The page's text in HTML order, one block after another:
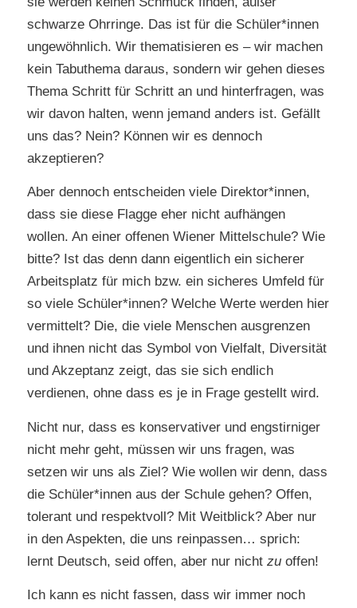
schwarze Ohrringe. Das ist für die Schüler*innen
ungewöhnlich. Wir thematisieren es – wir machen
kein Tabuthema daraus, sondern wir gehen dieses
Thema Schritt für Schritt an und hinterfragen, was
wir davon halten, wenn jemand anders ist. Gefällt
uns das? Nein? Können wir es dennoch
akzeptieren?
Aber dennoch entscheiden viele Direktor*innen,
dass sie diese Flagge eher nicht aufhängen
wollen. An einer offenen Wiener Mittelschule? Wie
bitte? Ist das denn dann eigentlich ein sicherer
Arbeitsplatz für mich bzw. ein sicheres Umfeld für
so viele Schüler*innen? Welche Werte werden hier
vermittelt? Die, die viele Menschen ausgrenzen
und ihnen nicht das Symbol von Vielfalt, Diversität
und Akzeptanz zeigt, das sie sich endlich
verdienen, ohne dass es je in Frage gestellt wird.
Nicht nur, dass es konservativer und engstirniger
nicht mehr geht, müssen wir uns fragen, was
setzen wir uns als Ziel? Wie wollen wir denn, dass
die Schüler*innen aus der Schule gehen? Offen,
tolerant und respektvoll? Mit Weitblick? Aber nur
in den Aspekten, die uns reinpassen… sprich:
lernt Deutsch, seid offen, aber nur nicht zu offen!
Ich kann es nicht fassen, dass wir immer noch